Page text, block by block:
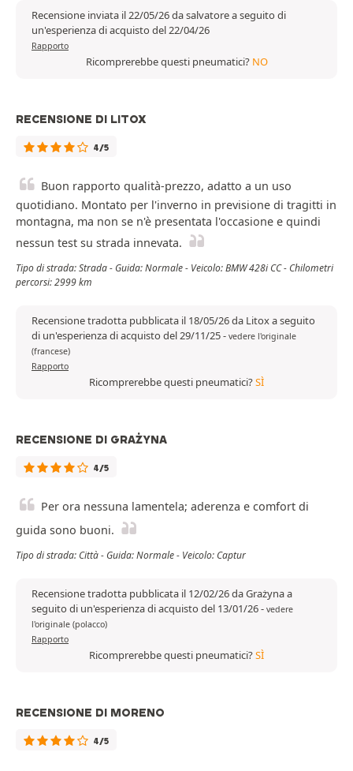
Recensione inviata il 22/05/26 da salvatore a seguito di
un'esperienza di acquisto del 22/04/26
Rapporto
Ricomprerebbe questi pneumatici? NO
RECENSIONE DI LITOX
4/5
Buon rapporto qualità-prezzo, adatto a un uso
quotidiano. Montato per l'inverno in previsione di tragitti in
montagna, ma non se n'è presentata l'occasione e quindi
nessun test su strada innevata.
Tipo di strada: Strada - Guida: Normale - Veicolo: BMW 428i CC - Chilometri
percorsi: 2999 km
Recensione tradotta pubblicata il 18/05/26 da Litox a seguito
di un'esperienza di acquisto del 29/11/25- vedere l'originale
(francese)
Rapporto
Ricomprerebbe questi pneumatici?SÌ
RECENSIONE DI GRAŻYNA
4/5
Per ora nessuna lamentela; aderenza e comfort di
guida sono buoni.
Tipo di strada: Città - Guida: Normale - Veicolo: Captur
Recensione tradotta pubblicata il 12/02/26 da Grażyna a
seguito di un'esperienza di acquisto del 13/01/26- vedere
l'originale (polacco)
Rapporto
Ricomprerebbe questi pneumatici?SÌ
RECENSIONE DI MORENO
4/5